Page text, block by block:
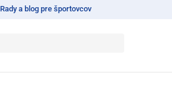
Rady a blog pre športovcov